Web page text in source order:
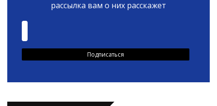
рассылка вам о них расскажет